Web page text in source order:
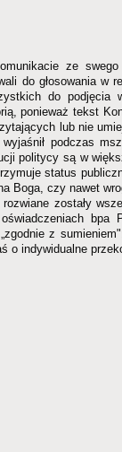
ze
do głosowania w
do podjęcia
ponieważ tekst
lub nie
podczas
politycy są w
status
Boga, czy nawet
zostały
z
o indywidualne